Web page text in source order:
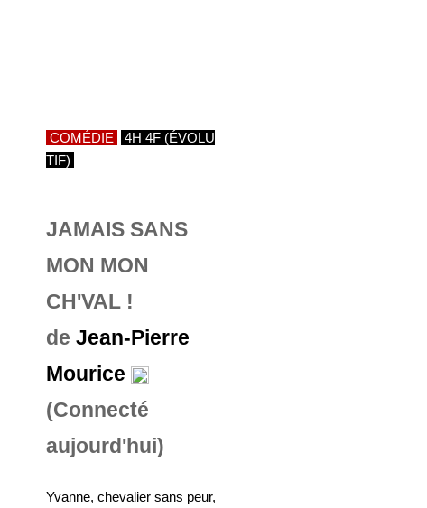
COMÉDIE
4H 4F (ÉVOLU
TIF)
JAMAIS SANS
MON MON
CH'VAL !
deJean-Pierre
Mourice
(Connecté
aujourd'hui)
Yvanne, chevalier sans peur,